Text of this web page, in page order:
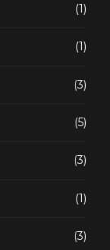
(1)
(1)
(3)
(5)
(3)
(1)
(3)